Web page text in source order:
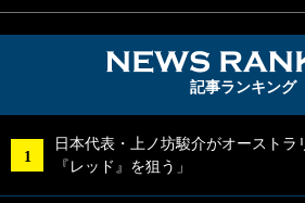
記事ランキング
日本代表・上ノ坊駿介がオーストラ
『レッド』を狙う」